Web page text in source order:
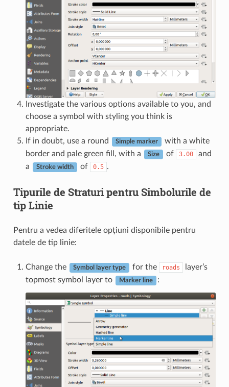
Investigate the various options available to you, and
choose a symbol with styling you think is
appropriate.
If in doubt, use a round
Simple marker
with a white
border and pale green fill, with a
Size of 3.00
and
a
Stroke width of 0.5 .
Tipurile de Straturi pentru Simbolurile de
tip Linie
Pentru a vedea diferitele opțiuni disponibile pentru
datele de tip linie:
Change the Symbol layer type for the roads
layer’s
topmost symbol layer to
Marker line :